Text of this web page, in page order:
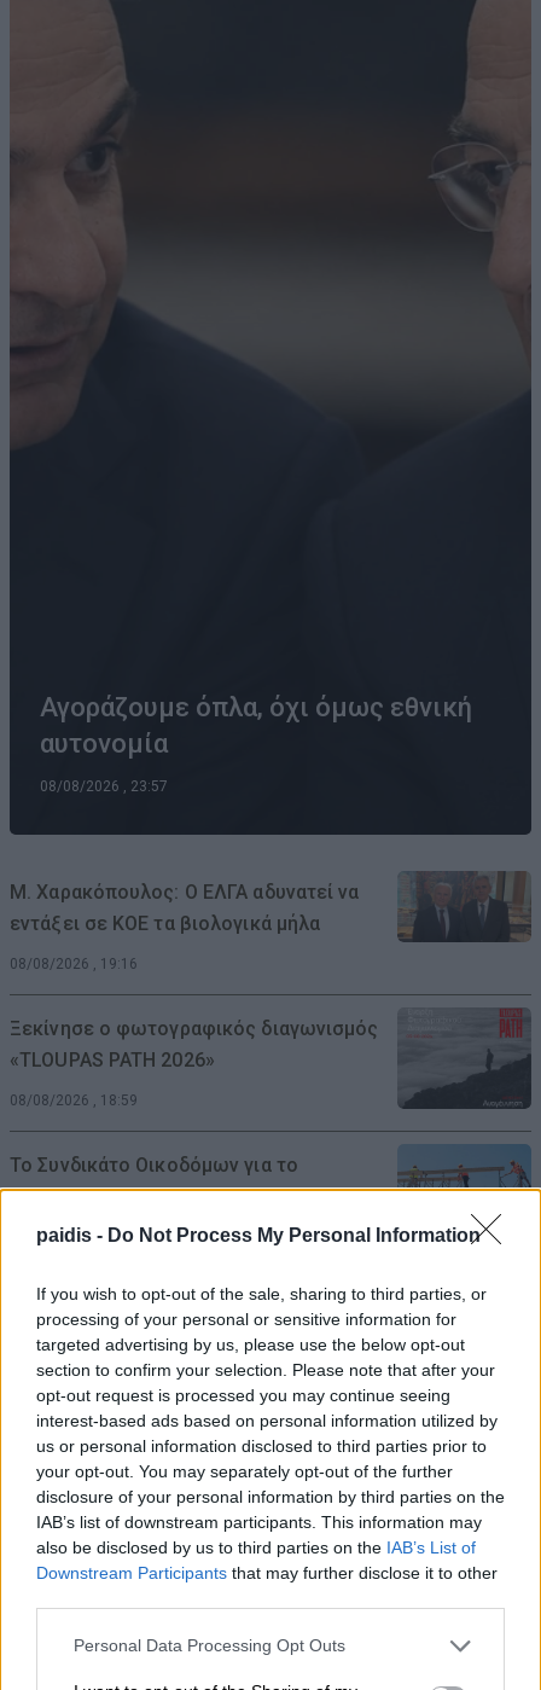
paidis - Do Not Process My Personal Information
If you wish to opt-out of the sale, sharing to third parties, or
processing of your personal or sensitive information for
targeted advertising by us, please use the below opt-out
section to confirm your selection. Please note that after your
opt-out request is processed you may continue seeing
interest-based ads based on personal information utilized by
us or personal information disclosed to third parties prior to
your opt-out. You may separately opt-out of the further
disclosure of your personal information by third parties on the
IAB’s list of downstream participants. This information may
also be disclosed by us to third parties on the IAB’s List of
Downstream Participants that may further disclose it to other
Personal Data Processing Opt Outs
Αγοράζουμε όπλα, όχι όμως εθνική
αυτονομία
08/08/2026 , 23:57
Μ. Χαρακόπουλος: Ο ΕΛΓΑ αδυνατεί να
εντάξει σε ΚΟΕ τα βιολογικά μήλα
08/08/2026 , 19:16
Ξεκίνησε ο φωτογραφικός διαγωνισμός
«TLOUPAS PATH 2026»
08/08/2026 , 18:59
Το Συνδικάτο Οικοδόμων για το
αδειοδωρόσημο Αυγούστου
08/08/2026 , 18:42
Τι σχέση έχουν μια αγελάδα, μια ζέβρα και
μια μύγα; Το παράξενο πείραμα που
έδωσε την απάντηση
08/08/2026 , 15:47
Η Ελλάδα χάνει το τρένο των startups:
Εκτός top 50 την ώρα που Κύπρος,
Τουρκία, Ρουμανία, Βουλγαρία, Βόρεια
Μακεδονία και Αλβανία επιταχύνουν
08/08/2026 , 12:40